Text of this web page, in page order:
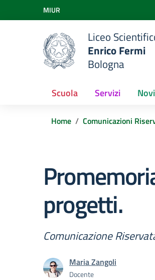
Vai ai contenuti
Vai al menu di navigazione
Vai al footer
MIUR
Liceo
Enrico Fermi
Bologna
Scuola Servizi
Home Comunicazioni
progetti.
Comunicazione
Maria Zangoli
Docente